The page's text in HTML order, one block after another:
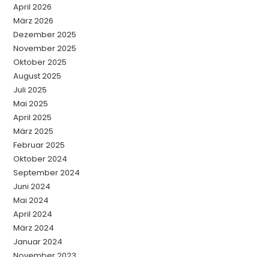
April 2026
März 2026
Dezember 2025
November 2025
Oktober 2025
August 2025
Juli 2025
Mai 2025
April 2025
März 2025
Februar 2025
Oktober 2024
September 2024
Juni 2024
Mai 2024
April 2024
März 2024
Januar 2024